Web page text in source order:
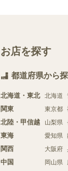
お店を探す
都道府県から
北海道・東北 北海道
関東 東京都
北陸・甲信越 山梨県
東海 愛知県
関西 大阪府
中国 岡山県